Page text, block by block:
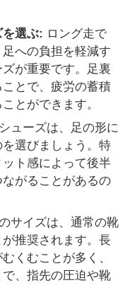
選ぶ: ロング走で
への負担を軽減す
が重要です。足裏
とで、疲労の蓄積
とができます。
シューズは、足の形に
選びましょう。特
ト感によって後半
がることがあるの
サイズは、通常の靴
推奨されます。長
くむことが多く、
、指先の圧迫や靴